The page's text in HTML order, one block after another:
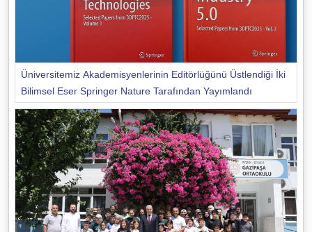
Üniversitemiz Akademisyenlerinin Editörlüğünü Üstlendiği İki
Bilimsel Eser Springer Nature Tarafından Yayımlandı